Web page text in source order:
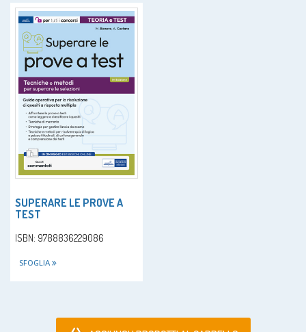
SUPERARE LE PROVE A
TEST
ISBN: 9788836229086
SFOGLIA